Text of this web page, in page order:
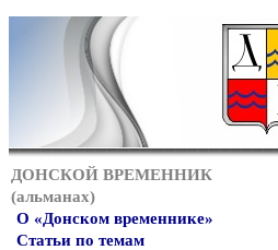
ДОНСКОЙ ВРЕМЕННИК
(альманах)
О «Донском временнике»
Статьи по темам